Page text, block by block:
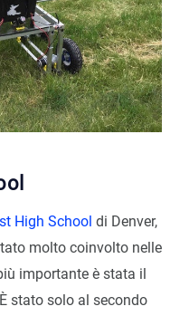
High School di Denver,
molto coinvolto nelle
importante è stata il
stato solo al secondo